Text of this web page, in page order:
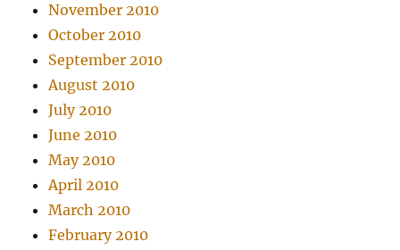
November 2010
October 2010
September 2010
August 2010
July 2010
June 2010
May 2010
April 2010
March 2010
February 2010